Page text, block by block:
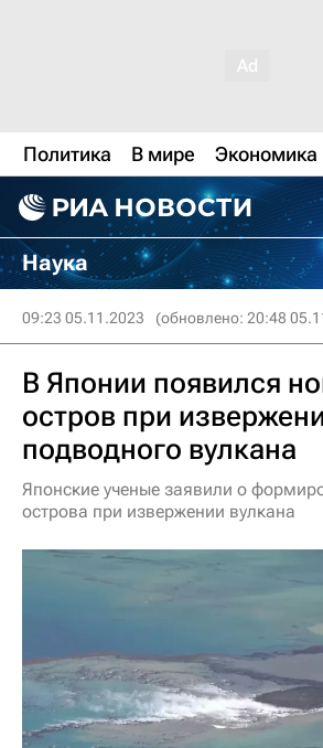
Политика В мире Экономика
Наука
09:23 05.11.2023 (обновлено: 20:48
В Японии появился
остров при
подводного вулкана
Японские ученые заявили о
острова при извержении вулкана